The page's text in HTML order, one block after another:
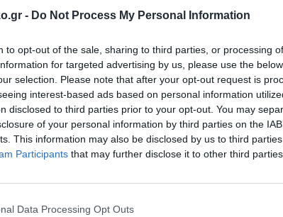
- Do Not Process My Personal Information
to opt-out of the sale, sharing to third parties, or processing
for targeted advertising by us, please use the
selection. Please note that after your opt-out request is
interest-based ads based on personal information
disclosed to third parties prior to your opt-out. You may
of your personal information by third parties on the
This information may also be disclosed by us to third
Participants that may further disclose it to other third parties.
Data Processing Opt Outs
δειλίας και χυδαιότητας!